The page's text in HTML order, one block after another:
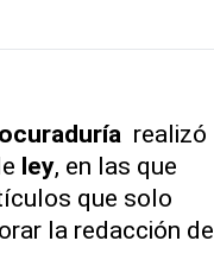
realizó
ley, en las que
que solo
la redacción de